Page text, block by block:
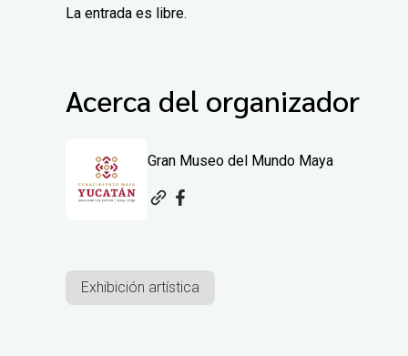
La entrada es libre.
Acerca del organizador
Gran Museo del Mundo Maya
Exhibición artística